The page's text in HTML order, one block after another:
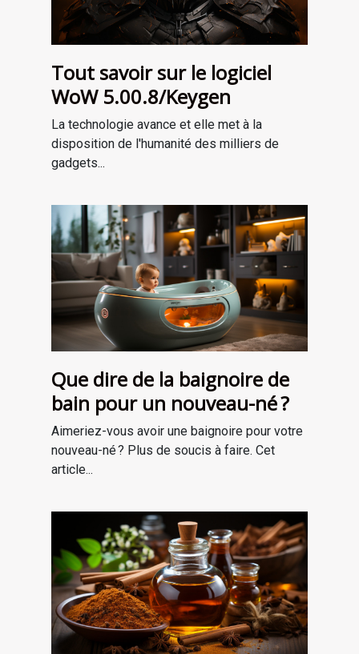
Tout savoir sur le logiciel
WoW 5.00.8/Keygen
La technologie avance et elle met à la
disposition de l'humanité des milliers de
gadgets...
Que dire de la baignoire de
bain pour un nouveau-né ?
Aimeriez-vous avoir une baignoire pour votre
nouveau-né ? Plus de soucis à faire. Cet
article...